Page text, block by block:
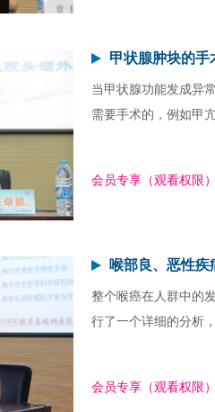
甲状腺肿块的手
当甲状腺功能发成异
需要手术的，例如甲
会员专享（观看权限
喉部良、恶性疾
整个喉癌在人群中的
行了一个详细的分析
会员专享（观看权限